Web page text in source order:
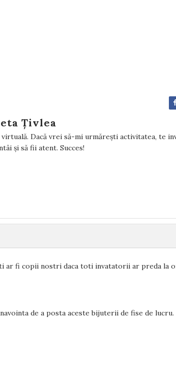
Țivlea
virtuală. Dacă vrei să-mi urmărești activitatea, te
și să fii atent. Succes!
fi copii nostri daca toti invatatorii ar preda la
de a posta aceste bijuterii de fise de lucru.